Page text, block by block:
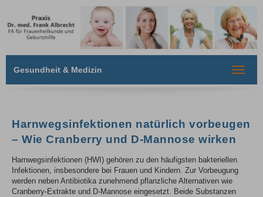
Gesundheit & Medizin
Toggle
Harnwegsinfektionen natürlich vorbeugen
– Wie Cranberry und D-Mannose wirken
Harnwegsinfektionen (HWI) gehören zu den häufigsten bakteriellen
Infektionen, insbesondere bei Frauen und Kindern. Zur Vorbeugung
werden neben Antibiotika zunehmend pflanzliche Alternativen wie
Cranberry-Extrakte und D-Mannose eingesetzt. Beide Substanzen